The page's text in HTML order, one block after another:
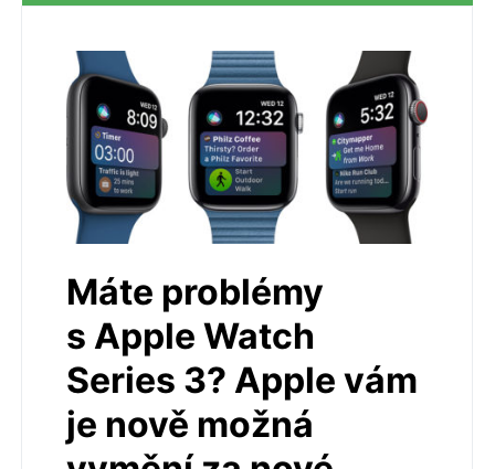
Máte problémy
s Apple Watch
Series 3? Apple vám
je nově možná